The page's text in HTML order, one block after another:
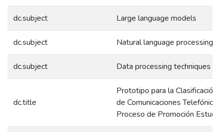
dc.subject Large language models
dc.subject Natural language processing
dc.subject Data processing techniques
dc.title
Prototipo para la Clasificación
de Comunicaciones
Proceso de Promoción